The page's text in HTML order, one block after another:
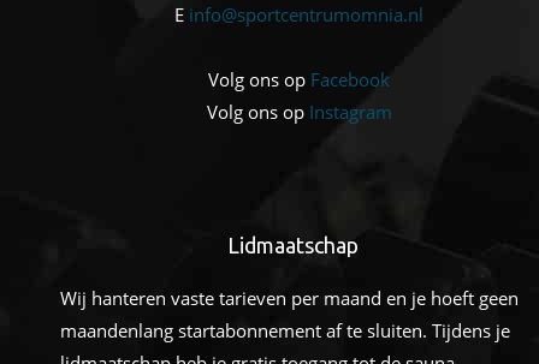
E info@sportcentrumomnia.nl
Volg ons op Facebook
Volg ons op Instagram
Lidmaatschap
Wij hanteren vaste tarieven per maand en je hoeft geen
maandenlang startabonnement af te sluiten. Tijdens je